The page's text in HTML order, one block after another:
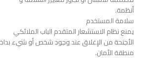
أنظمة.
سلامة المستخدم
يمنع نظام الاستشعار المتقدم الباب الملائكي
الأجنحة من الإغلاق عند وجود شخص أو شيء
منطقة الأمان.